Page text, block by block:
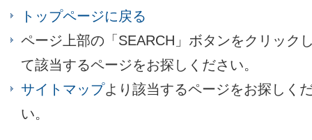
トップページに戻る
ページ上部の「SEARCH」ボタンをクリック
て該当するページをお探しください。
サイトマップより該当するページをお探しく
い。